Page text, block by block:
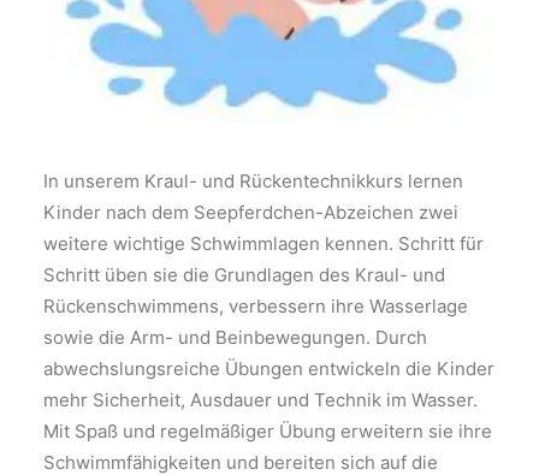
In unserem Kraul- und Rückentechnikkurs lernen
Kinder nach dem Seepferdchen-Abzeichen zwei
weitere wichtige Schwimmlagen kennen. Schritt für
Schritt üben sie die Grundlagen des Kraul- und
Rückenschwimmens, verbessern ihre Wasserlage
sowie die Arm- und Beinbewegungen. Durch
abwechslungsreiche Übungen entwickeln die Kinder
mehr Sicherheit, Ausdauer und Technik im Wasser.
Mit Spaß und regelmäßiger Übung erweitern sie ihre
Schwimmfähigkeiten und bereiten sich auf die